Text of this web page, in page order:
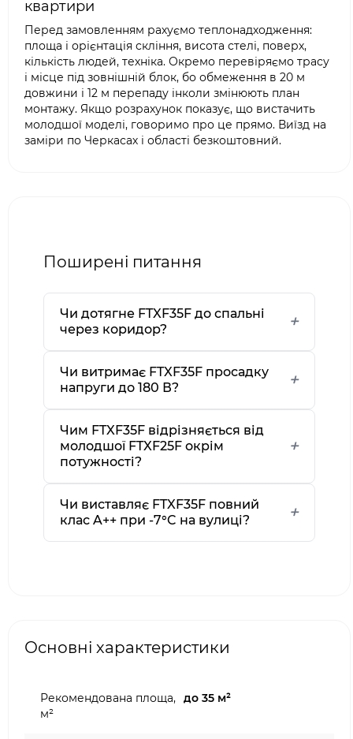
квартири
Перед замовленням рахуємо теплонадходження:
площа і орієнтація скління, висота стелі, поверх,
кількість людей, техніка. Окремо перевіряємо трасу
і місце під зовнішній блок, бо обмеження в 20 м
довжини і 12 м перепаду інколи змінюють план
монтажу. Якщо розрахунок показує, що вистачить
молодшої моделі, говоримо про це прямо. Виїзд на
заміри по Черкасах і області безкоштовний.
Поширені питання
Чи дотягне FTXF35F до спальні
через коридор?
Чи витримає FTXF35F просадку
напруги до 180 В?
Чим FTXF35F відрізняється від
молодшої FTXF25F окрім
потужності?
Чи виставляє FTXF35F повний
клас A++ при -7°C на вулиці?
Основні характеристики
Рекомендована площа,
м²
до 35 м²